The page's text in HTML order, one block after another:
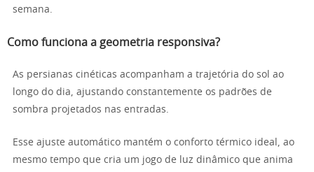
semana.
Como funciona a geometria responsiva?
As persianas cinéticas acompanham a trajetória do sol ao
longo do dia, ajustando constantemente os padrões de
sombra projetados nas entradas.
Esse ajuste automático mantém o conforto térmico ideal, ao
mesmo tempo que cria um jogo de luz dinâmico que anima